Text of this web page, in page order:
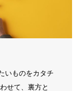
いものをカタチ